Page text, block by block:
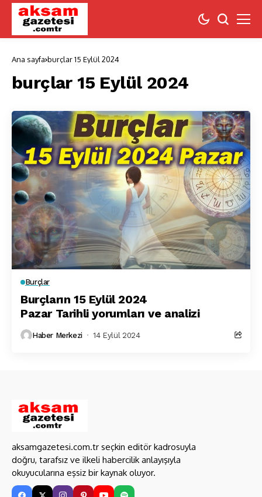
Ana sayfa burçlar 15 Eylül 2024
burçlar 15 Eylül 2024
Burçlar
Burçların 15 Eylül 2024
Pazar Tarihli yorumları ve analizi
Haber Merkezi 14 Eylül 2024
aksamgazetesi.com.tr seçkin editör kadrosuyla
doğru, tarafsız ve ilkeli habercilik anlayışıyla
okuyucularına eşsiz bir kaynak oluyor.